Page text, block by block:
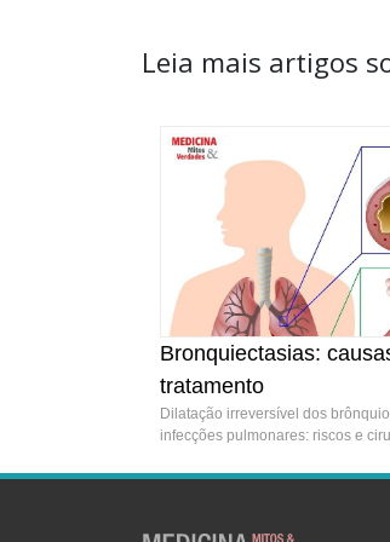
Leia mais artigos
Bronquiectasias:
tratamento
Dilatação irreversível dos
infecções pulmonares: riscos e